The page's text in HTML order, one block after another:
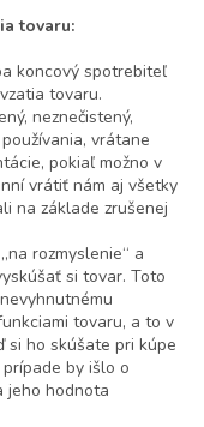
tovaru:
koncový spotrebiteľ
tovaru.
neznečistený,
vrátane
pokiaľ možno v
vrátiť nám aj všetky
na základe zrušenej
rozmyslenie“ a
si tovar. Toto
tovaru, a to v
si ho skúšate pri kúpe
by išlo o
jeho hodnota